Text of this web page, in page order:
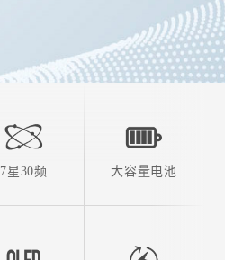
7星30频 大容量电池